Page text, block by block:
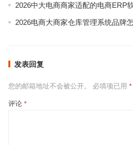
2026中大电商商家适配的电商ERP
2026电商大商家仓库管理系统品牌
发表回复
您的邮箱地址不会被公开。 必填项已用 *
评论 *